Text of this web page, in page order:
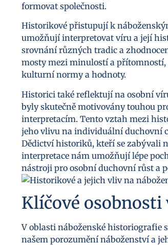
formovat společnosti.
Historikové přistupují k
umožňují interpretovat víru a její
srovnání různých tradic a
mosty mezi minulostí a
kulturní normy a hodnoty.
Historici také reflektují na osobní
byly skutečně motivovány touhou
interpretacím. Tento vztah mezi
jeho vlivu na individuální duchovní
Dědictví historiků, kteří se zabývali
interpretace nám umožňují lépe
nástroji pro osobní duchovní růst a
Klíčové
V oblasti náboženské historiografie
našem porozumění náboženství a